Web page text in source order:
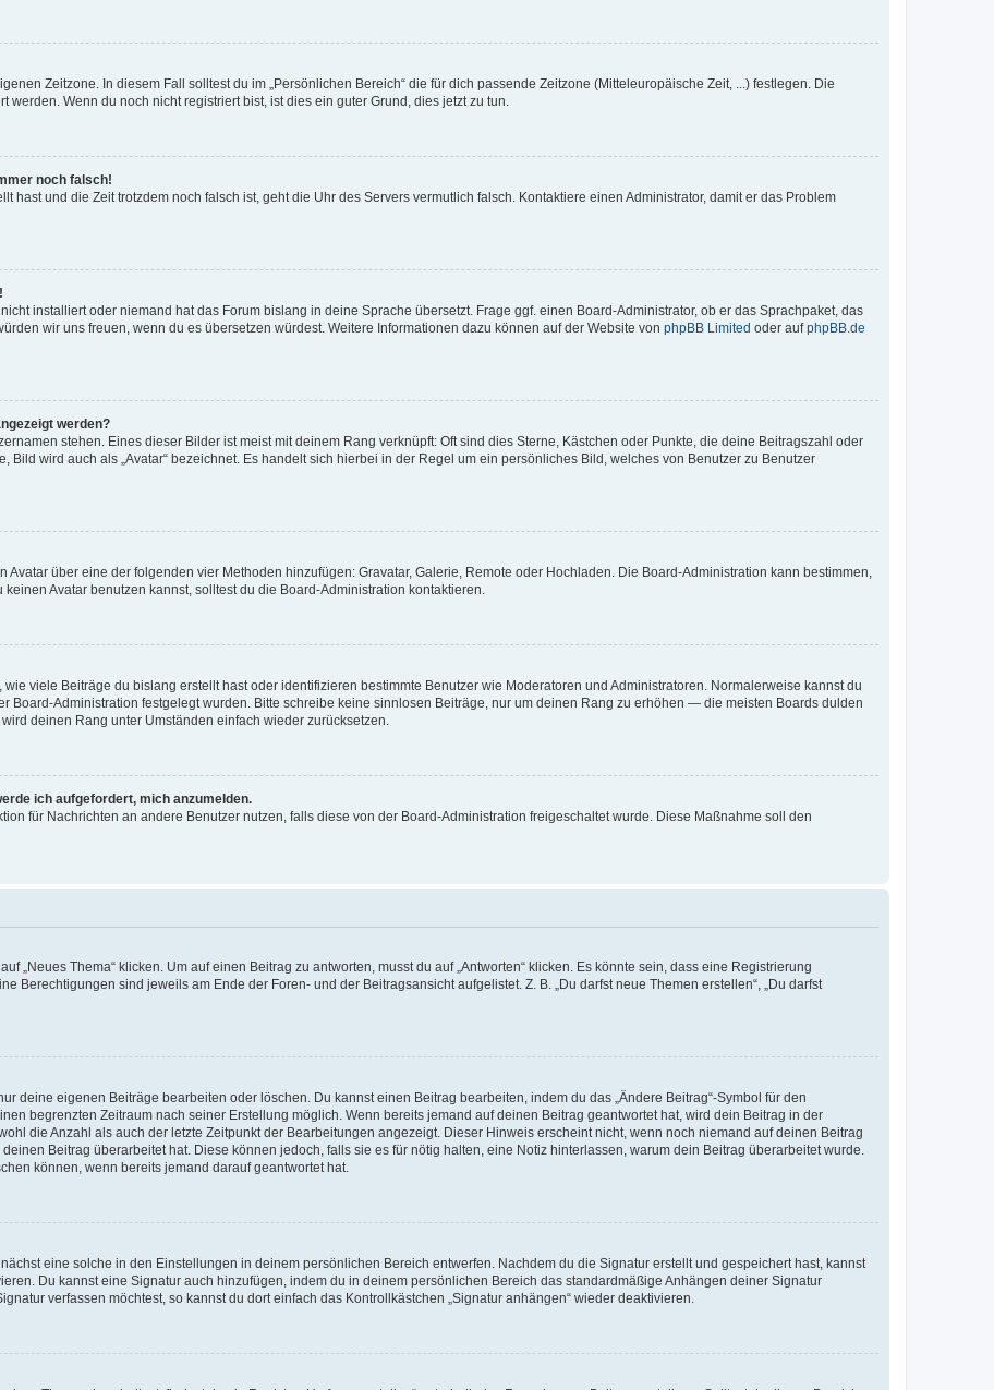
Zeitzone. In diesem Fall solltest du im „Persönlichen Bereich“ die für dich passende Zeitzone (Mitteleuropäische Zeit, ...) festlegen. Die
Wenn du noch nicht registriert bist, ist dies ein guter Grund, dies jetzt zu tun.
noch falsch!
hast und die Zeit trotzdem noch falsch ist, geht die Uhr des Servers vermutlich falsch. Kontaktiere einen Administrator, damit er das Problem
installiert oder niemand hat das Forum bislang in deine Sprache übersetzt. Frage ggf. einen Board-Administrator, ob er das Sprachpaket, das
wir uns freuen, wenn du es übersetzen würdest. Weitere Informationen dazu können auf der Website von phpBB Limited oder aufphpBB.de
werden?
stehen. Eines dieser Bilder ist meist mit deinem Rang verknüpft: Oft sind dies Sterne, Kästchen oder Punkte, die deine Beitragszahl oder
Bild wird auch als „Avatar“ bezeichnet. Es handelt sich hierbei in der Regel um ein persönliches Bild, welches von Benutzer zu Benutzer
Avatar über eine der folgenden vier Methoden hinzufügen: Gravatar, Galerie, Remote oder Hochladen. Die Board-Administration kann bestimmen,
Avatar benutzen kannst, solltest du die Board-Administration kontaktieren.
viele Beiträge du bislang erstellt hast oder identifizieren bestimmte Benutzer wie Moderatoren und Administratoren. Normalerweise kannst du
Board-Administration festgelegt wurden. Bitte schreibe keine sinnlosen Beiträge, nur um deinen Rang zu erhöhen — die meisten Boards dulden
deinen Rang unter Umständen einfach wieder zurücksetzen.
ich aufgefordert, mich anzumelden.
für Nachrichten an andere Benutzer nutzen, falls diese von der Board-Administration freigeschaltet wurde. Diese Maßnahme soll den
„Neues Thema“ klicken. Um auf einen Beitrag zu antworten, musst du auf „Antworten“ klicken. Es könnte sein, dass eine Registrierung
Berechtigungen sind jeweils am Ende der Foren- und der Beitragsansicht aufgelistet. Z. B. „Du darfst neue Themen erstellen“, „Du darfst
deine eigenen Beiträge bearbeiten oder löschen. Du kannst einen Beitrag bearbeiten, indem du das „Ändere Beitrag“-Symbol für den
begrenzten Zeitraum nach seiner Erstellung möglich. Wenn bereits jemand auf deinen Beitrag geantwortet hat, wird dein Beitrag in der
die Anzahl als auch der letzte Zeitpunkt der Bearbeitungen angezeigt. Dieser Hinweis erscheint nicht, wenn noch niemand auf deinen Beitrag
Beitrag überarbeitet hat. Diese können jedoch, falls sie es für nötig halten, eine Notiz hinterlassen, warum dein Beitrag überarbeitet wurde.
können, wenn bereits jemand darauf geantwortet hat.
eine solche in den Einstellungen in deinem persönlichen Bereich entwerfen. Nachdem du die Signatur erstellt und gespeichert hast, kannst
Du kannst eine Signatur auch hinzufügen, indem du in deinem persönlichen Bereich das standardmäßige Anhängen deiner Signatur
verfassen möchtest, so kannst du dort einfach das Kontrollkästchen „Signatur anhängen“ wieder deaktivieren.